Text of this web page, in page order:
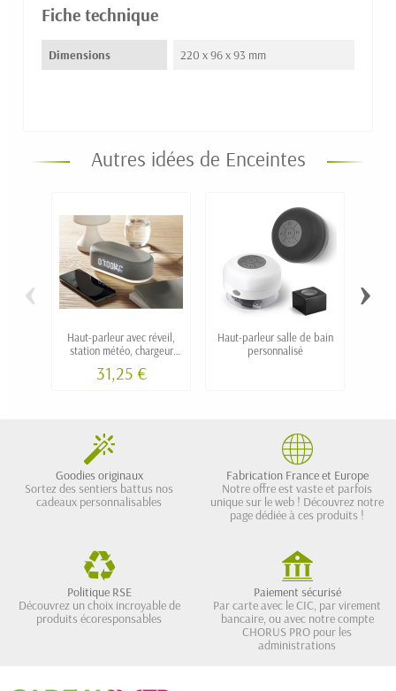
Fiche technique
Dimensions 220 x 96 x 93 mm
Autres idées de Enceintes
Haut-parleur avec réveil,
station météo, chargeur
d'ambiance SOLEO
31,25 €
Haut-parleur salle de bain
personnalisé
‹ ›
Goodies originaux
Sortez des sentiers battus nos
cadeaux personnalisables
Fabrication France et Europe
Notre offre est vaste et parfois
unique sur le web ! Découvrez notre
page dédiée à ces produits !
Politique RSE
Découvrez un choix incroyable de
produits écoresponsables
Paiement sécurisé
Par carte avec le CIC, par virement
bancaire, ou avec notre compte
CHORUS PRO pour les
administrations